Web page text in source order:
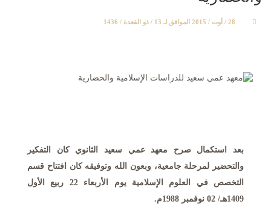
بعد استكمال صرح معهد عمي سعيد الثانوي كان التفكير
والتحضير لمرحلة جامعية، وبعون الله وتوفيقه كان افتتاح قسم
التخصص في العلوم الإسلامية يوم الأربعاء22 ربيع الأول
1409هـ/ 02 نوفمبر 1988م.